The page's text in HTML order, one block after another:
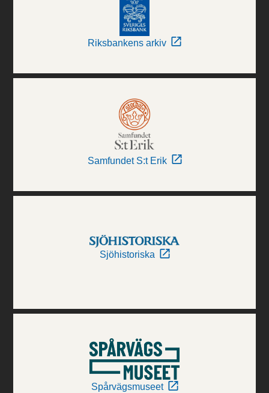
Riksbankens arkiv
Samfundet S:t Erik
Sjöhistoriska
Spårvägsmuseet